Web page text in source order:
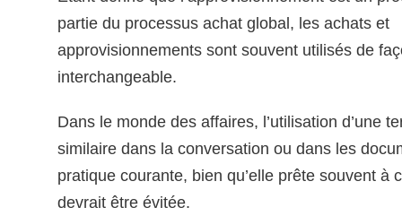
partie du processus achat global, les achats et
approvisionnements sont souvent utilisés de
interchangeable.
Dans le monde des affaires, l’utilisation d’une
similaire dans la conversation ou dans les
pratique courante, bien qu’elle prête souvent à
devrait être évitée.